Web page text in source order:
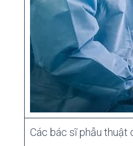
Các bác sĩ phẫu thuật